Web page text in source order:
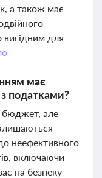
а також має
для
має
з податками?
бюджет, але
неефективного
включаючи
на безпеку